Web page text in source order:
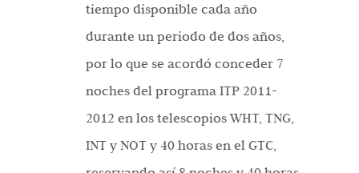
tiempo disponible cada año
durante un periodo de dos años,
por lo que se acordó conceder 7
noches del programa ITP 2011-
2012 en los telescopios WHT, TNG,
INT y NOT y 40 horas en el GTC,